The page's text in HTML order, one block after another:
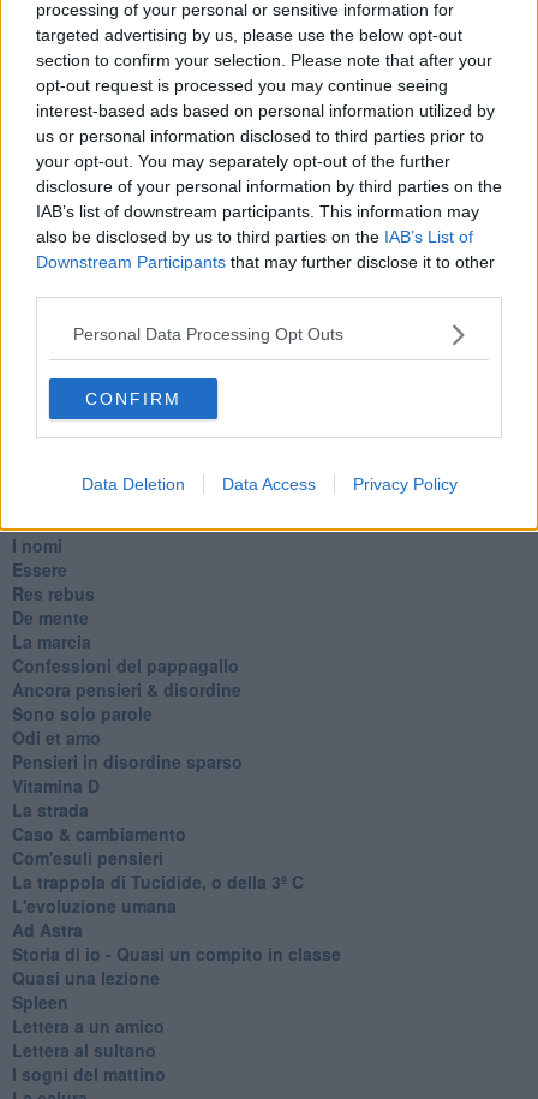
processing of your personal or sensitive information for
targeted advertising by us, please use the below opt-out
section to confirm your selection. Please note that after your
opt-out request is processed you may continue seeing
interest-based ads based on personal information utilized by
us or personal information disclosed to third parties prior to
your opt-out. You may separately opt-out of the further
disclosure of your personal information by third parties on the
IAB’s list of downstream participants. This information may
also be disclosed by us to third parties on the IAB’s List of
Downstream Participants that may further disclose it to other
Personal Data Processing Opt Outs
CONFIRM
Data Deletion Data Access Privacy Policy
Preparate a morir!» Dal film “La Storia Fantastica”, Rob Reiner,
USA 1987. Come si capisce dai titoli, l’ultimo racconto è mio, i primi
due dei miei figli.
Marco Celati
Se vuoi leggere le notizie principali della Toscana iscriviti alla
Newsletter QUInews - ToscanaMedia.Arriva gratis tutti i giorni
Basta cliccareQUI
Ti potrebbe interessare anche:
Articoli dal Blog “Racconti della domenica” di Marco Celati
La controversia degli azzimi
I nomi
Essere
Res rebus
De mente
La marcia
Confessioni del pappagallo
Ancora pensieri & disordine
Sono solo parole
Odi et amo
Pensieri in disordine sparso
Vitamina D
La strada
Caso & cambiamento
Com'esuli pensieri
La trappola di Tucidide, o della 3ª C
L'evoluzione umana
Ad Astra
Storia di io - Quasi un compito in classe
Quasi una lezione
Spleen
Lettera a un amico
Lettera al sultano
I sogni del mattino